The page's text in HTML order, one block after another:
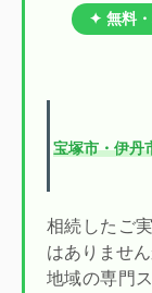
✦ 無料
宝塚市・伊丹
相続したご
はありません
地域の専門